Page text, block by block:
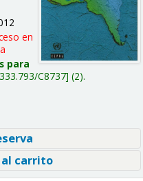
en
para
333.793/C8737 (2).
carrito